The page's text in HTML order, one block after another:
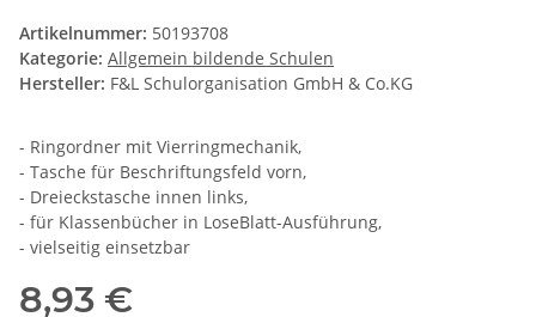
Artikelnummer: 50193708
Kategorie: Allgemein bildende Schulen
Hersteller: F&L Schulorganisation GmbH & Co.KG
- Ringordner mit Vierringmechanik,
- Tasche für Beschriftungsfeld vorn,
- Dreieckstasche innen links,
- für Klassenbücher in LoseBlatt-Ausführung,
- vielseitig einsetzbar
8,93 €